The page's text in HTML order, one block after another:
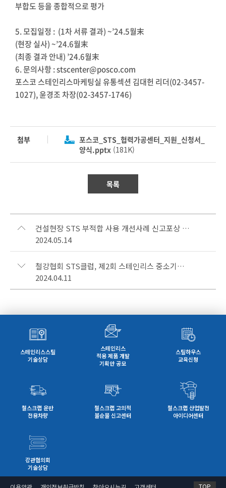
부합도 등을 종합적으로 평가
5. 모집일정 : (1차 서류 결과) ~’24.5월末
(현장 실사) ~’24.6월末
(최종 결과 안내) ’24.6월末
6. 문의사항 : stscenter@posco.com
포스코 스테인리스마케팅실 유통섹션 김대헌 리더(02-3457-
1027), 윤경조 차장(02-3457-1746)
첨부
포스코_STS_협력가공센터_지원_신청서_
양식.pptx (181K)
목록
건설현장 STS 부적합 사용 개선사례 신고포상 실시 안내 (접수기간 연장, ~7.31일 까지)
2024.05.14
철강협회 STS클럽, 제2회 스테인리스 중소기업 혁신 아이디어 공모전 시상식 개최
2024.04.11
스테인리스스틸
기술상담
스테인리스
적용 제품 개발
기획안 공모
스틸하우스
교육신청
철스크랩 운반
전용차량
철스크랩 고의적
불순물 신고센터
철스크랩 산업발전
아이디어센터
강관협의회
기술상담
TOP